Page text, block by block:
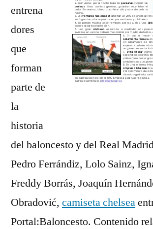
entrena
dores
que
forman
parte de
la
historia
del baloncesto y del Real
Pedro Ferrándiz, Lolo Sainz,
Freddy Borrás, Joaquín
Obradović, camiseta chelsea
Portal:Baloncesto. Contenido